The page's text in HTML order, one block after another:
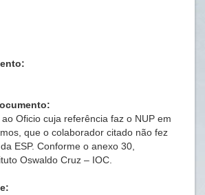
Oficio cuja referência faz o NUP em
que o colaborador citado não fez
ESP. Conforme o anexo 30,
Oswaldo Cruz – IOC.